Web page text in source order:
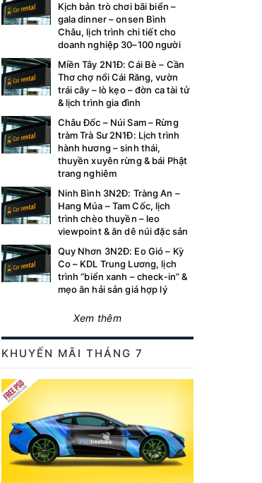
Kịch bản trò chơi bãi biển –
gala dinner – onsen Bình
Châu, lịch trình chi tiết cho
doanh nghiệp 30–100 người
Miền Tây 2N1Đ: Cái Bè – Cần
Thơ chợ nổi Cái Răng, vườn
trái cây – lò kẹo – đờn ca tài tử
& lịch trình gia đình
Châu Đốc – Núi Sam – Rừng
tràm Trà Sư 2N1Đ: Lịch trình
hành hương – sinh thái,
thuyền xuyên rừng & bái Phật
trang nghiêm
Ninh Bình 3N2Đ: Tràng An –
Hang Múa – Tam Cốc, lịch
trình chèo thuyền – leo
viewpoint & ăn dê núi đặc sản
Quy Nhơn 3N2Đ: Eo Gió – Kỳ
Co – KDL Trung Lương, lịch
trình “biển xanh – check-in” &
mẹo ăn hải sản giá hợp lý
Xem thêm
KHUYẾN MÃI THÁNG 7